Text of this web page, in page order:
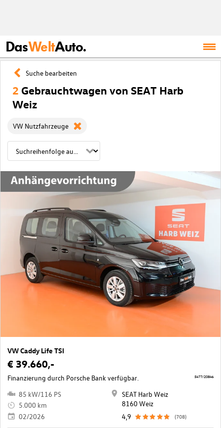
DasWeltAuto.
Suche bearbeiten
2 Gebrauchtwagen von SEAT Harb
Weiz
VW Nutzfahrzeuge
VW Caddy Life TSI
€ 39.660,-
Finanzierung durch Porsche Bank verfügbar.
85 kW/116 PS
5.000 km
02/2026
SEAT Harb Weiz
8160 Weiz
4,9
(708)
5477/20846